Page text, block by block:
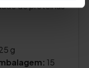
de proteínas
g
15